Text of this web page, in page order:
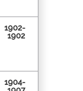
1902-
1902
1904-